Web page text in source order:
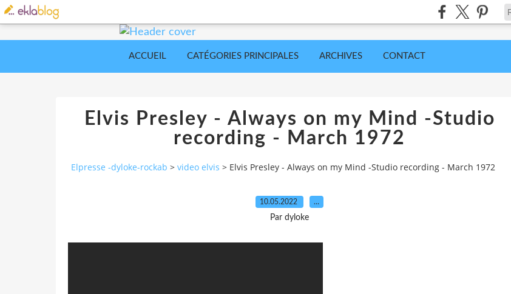
ACCUEIL CATÉGORIES PRINCIPALES ARCHIVES CONTACT
Elvis Presley - Always on my Mind -Studio
recording - March 1972
Elpresse -dyloke-rockab > video elvis > Elvis Presley - Always on my Mind -Studio recording - March 1972
10.05.2022 …
Par dyloke